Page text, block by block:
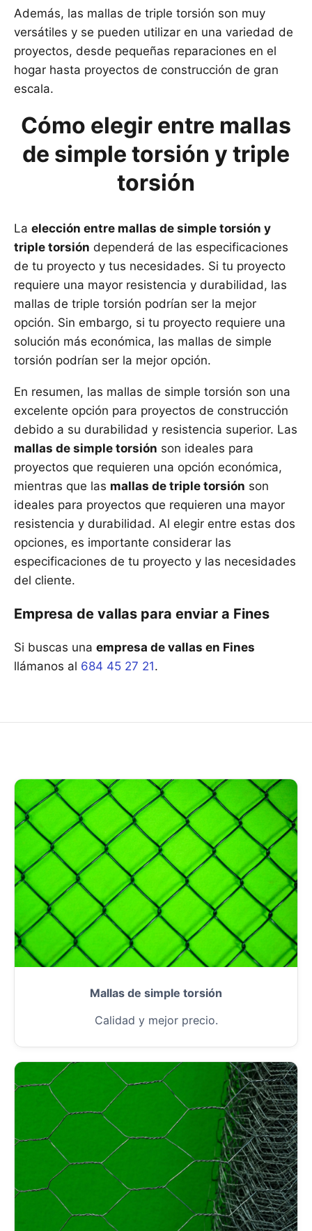
Además, las mallas de triple torsión son muy
versátiles y se pueden utilizar en una variedad de
proyectos, desde pequeñas reparaciones en el
hogar hasta proyectos de construcción de gran
escala.
Cómo elegir entre mallas
de simple torsión y triple
torsión
La elección entre mallas de simple torsión y
triple torsión dependerá de las especificaciones
de tu proyecto y tus necesidades. Si tu proyecto
requiere una mayor resistencia y durabilidad, las
mallas de triple torsión podrían ser la mejor
opción. Sin embargo, si tu proyecto requiere una
solución más económica, las mallas de simple
torsión podrían ser la mejor opción.
En resumen, las mallas de simple torsión son una
excelente opción para proyectos de construcción
debido a su durabilidad y resistencia superior. Las
mallas de simple torsión son ideales para
proyectos que requieren una opción económica,
mientras que las mallas de triple torsión son
ideales para proyectos que requieren una mayor
resistencia y durabilidad. Al elegir entre estas dos
opciones, es importante considerar las
especificaciones de tu proyecto y las necesidades
del cliente.
Empresa de vallas para enviar a Fines
Si buscas una empresa de vallas en Fines
llámanos al 684 45 27 21.
Mallas de simple torsión
Calidad y mejor precio.